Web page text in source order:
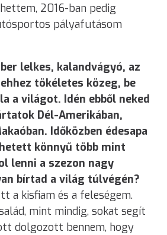
2016-ban pedig
pályafutásom
lelkes, kalandvágyó, az
tökéletes közeg, be
a világot. Idén ebből neked
Dél-Amerikában,
Időközben édesapa
könnyű több mint
lenni a szezon nagy
bírtad a világ túlvégén?
a kisfiam és a feleségem.
mint mindig, sokat segít
dolgozott bennem, hogy